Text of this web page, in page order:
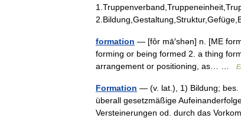
formation — [fôr mā′shən] n. [ME
forming or being formed 2. a thing
arrangement or positioning, as… …
Formation — (v. lat.), 1) Bildung; bes.
überall gesetzmäßige
Versteinerungen od. durch das